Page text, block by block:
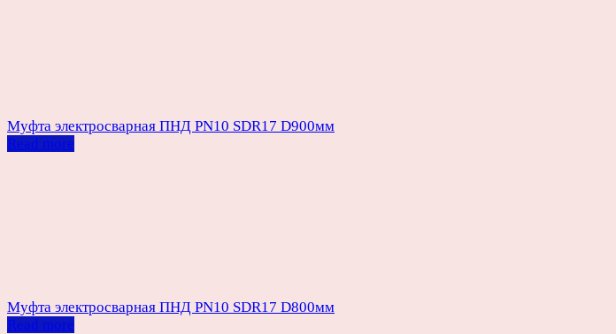
Муфта электросварная ПНД PN10 SDR17 D900мм
Read more
Муфта электросварная ПНД PN10 SDR17 D800мм
Read more